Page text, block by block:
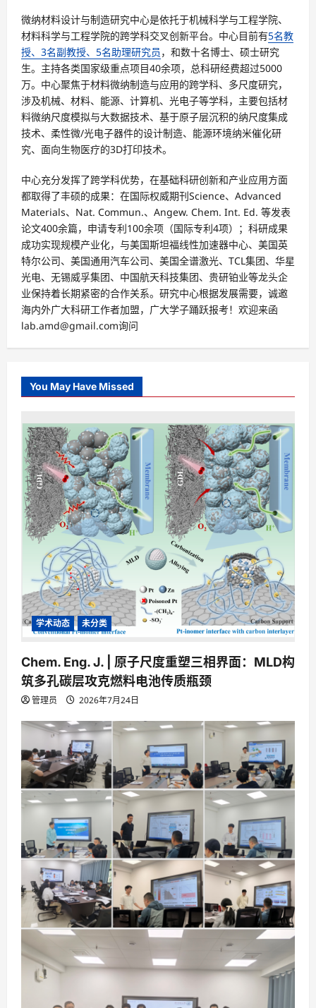
微纳材料设计与制造研究中心是依托于机械科学与工程学院、
材料科学与工程学院的跨学科交叉创新平台。中心目前有5名教
授、3名副教授、5名助理研究员 ，和数十名博士、硕士研究
生。主持各类国家级重点项目40余项，总科研经费超过5000
万。中心聚焦于材料微纳制造与应用的跨学科、多尺度研究，
涉及机械、材料、能源、计算机、光电子等学科，主要包括材
料微纳尺度模拟与大数据技术、基于原子层沉积的纳尺度集成
技术、柔性微/光电子器件的设计制造、能源环境纳米催化研
究、面向生物医疗的3D打印技术。
中心充分发挥了跨学科优势，在基础科研创新和产业应用方面
都取得了丰硕的成果：在国际权威期刊Science、Advanced
Materials、Nat. Commun.、Angew. Chem. Int. Ed. 等发表
论文400余篇，申请专利100余项（国际专利4项）；科研成果
成功实现规模产业化，与美国斯坦福线性加速器中心、美国英
特尔公司、美国通用汽车公司、美国全谱激光、TCL集团、华星
光电、无锡威孚集团、中国航天科技集团、贵研铂业等龙头企
业保持着长期紧密的合作关系。研究中心根据发展需要，诚邀
海内外广大科研工作者加盟，广大学子踊跃报考！欢迎来函
lab.amd@gmail.com询问
You May Have Missed
学术动态 未分类
Chem. Eng. J. | 原子尺度重塑三相界面：MLD构
筑多孔碳层攻克燃料电池传质瓶颈
管理员 2026年7月24日